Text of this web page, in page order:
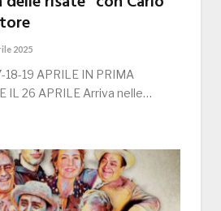
2025
18-19 APRILE IN PRIMA
IL 26 APRILE Arriva nelle…